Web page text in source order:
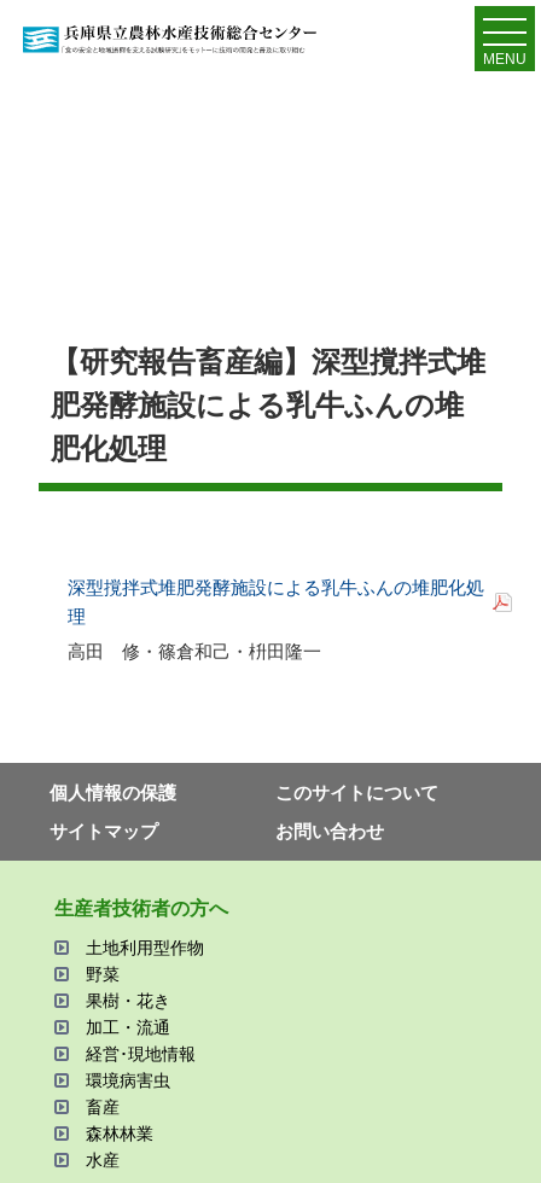
MENU
【研究報告畜産編】深型撹拌式堆
肥発酵施設による乳牛ふんの堆
肥化処理
深型撹拌式堆肥発酵施設による乳牛ふんの堆肥化処
理
高田 修・篠倉和己・枡田隆一
個⼈情報の保護
このサイトについて
サイトマップ
お問い合わせ
⽣産者技術者の⽅へ
⼟地利⽤型作物
野菜
果樹・花き
加⼯・流通
経営･現地情報
環境病害⾍
畜産
森林林業
⽔産